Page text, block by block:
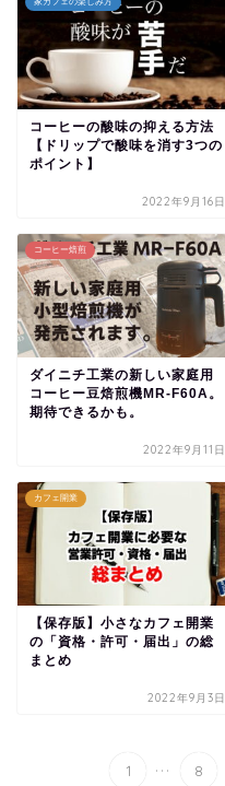
コーヒーの酸味の抑える方法
【ドリップで酸味を消す3つの
ポイント】
2022年9月16日
コーヒー焙煎
ダイニチ工業の新しい家庭用
コーヒー豆焙煎機MR-F60A。
期待できるかも。
2022年9月11日
カフェ開業
【保存版】小さなカフェ開業
の「資格・許可・届出」の総
まとめ
2022年9月3日
1 ... 8